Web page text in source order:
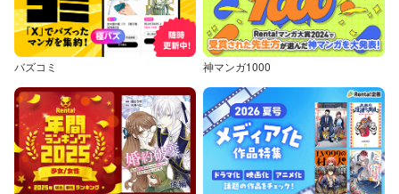
バズコミ 神マンガ1000